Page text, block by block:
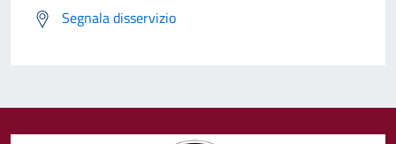
Segnala disservizio